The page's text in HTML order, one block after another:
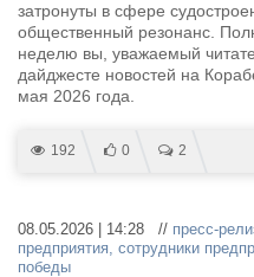
затронуты в сфере
общественный резонанс.
неделю вы, уважаемый
дайджесте новостей на
мая 2026 года.
192 0 2
08.05.2026 | 14:28 // пресс-
предприятия, сотрудники
победы